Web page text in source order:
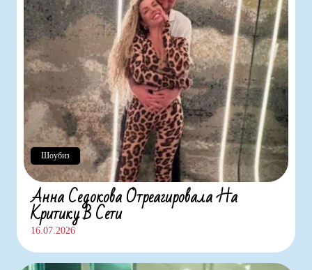
Анна Седокова Отреагировала На
Критику В Сети
16.07.2026
Шоубиз